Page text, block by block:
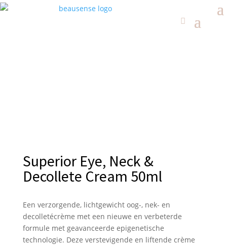
Superior Eye, Neck &
Decollete Cream 50ml
Een verzorgende, lichtgewicht oog-, nek- en
decolletécrème met een nieuwe en verbeterde
formule met geavanceerde epigenetische
technologie. Deze verstevigende en liftende crème